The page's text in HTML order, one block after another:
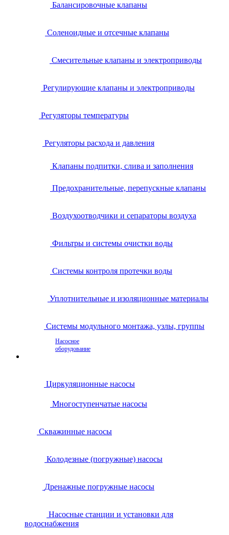
Балансировочные клапаны
Соленоидные и отсечные клапаны
Смесительные клапаны и электроприводы
Регулирующие клапаны и электроприводы
Регуляторы температуры
Регуляторы расхода и давления
Клапаны подпитки, слива и заполнения
Предохранительные, перепускные клапаны
Воздухоотводчики и сепараторы воздуха
Фильтры и системы очистки воды
Системы контроля протечки воды
Уплотнительные и изоляционные материалы
Системы модульного монтажа, узлы, группы
Насосное
оборудование
Циркуляционные насосы
Многоступенчатые насосы
Скважинные насосы
Колодезные (погружные) насосы
Дренажные погружные насосы
Насосные станции и установки для
водоснабжения